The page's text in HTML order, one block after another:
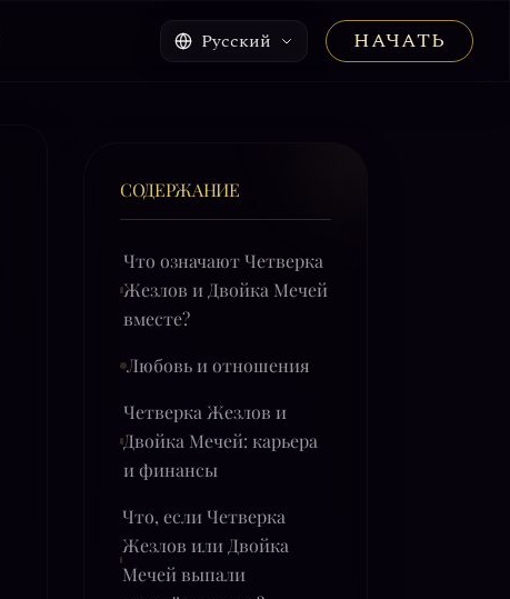
Русский НАЧАТЬ
СОДЕРЖАНИЕ
Что означают Четверка
Жезлов и Двойка Мечей
вместе?
Любовь и отношения
Четверка Жезлов и
Двойка Мечей: карьера
и финансы
Что, если Четверка
Жезлов или Двойка
Мечей выпали